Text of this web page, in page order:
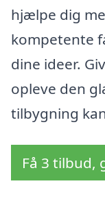
hjælpe dig
kompetente
dine ideer.
opleve den
tilbygning
Få 3 tilbud,